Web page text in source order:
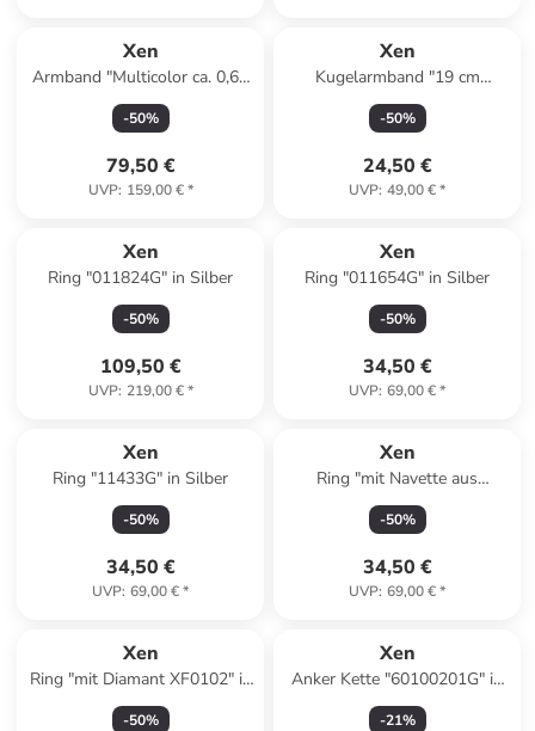
Xen
Armband "Multicolor ca. 0,65
ct." in Gold
-50%
79,50 €
UVP: 159,00 €*
Xen
Kugelarmband "19 cm
XB0109" in Gold
-50%
24,50 €
UVP: 49,00 €*
Xen
Ring "011824G" in Silber
-50%
109,50 €
UVP: 219,00 €*
Xen
Ring "011654G" in Silber
-50%
34,50 €
UVP: 69,00 €*
Xen
Ring "11433G" in Silber
-50%
34,50 €
UVP: 69,00 €*
Xen
Ring "mit Navette aus
Edelstahl massiv" in Silber
-50%
34,50 €
UVP: 69,00 €*
Xen
Ring "mit Diamant XF0102" in
Silber
-50%
Xen
Anker Kette "60100201G" in
Silber
-21%